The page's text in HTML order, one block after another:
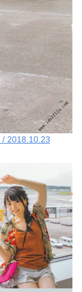
/ 2018.10.23